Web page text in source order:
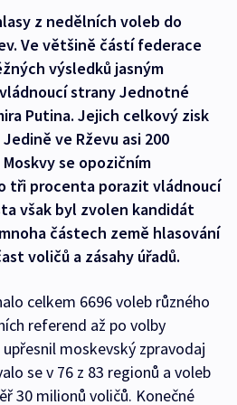
z nedělních voleb do
Ve většině částí federace
výsledků jasným
strany Jednotné
Putina. Jejich celkový zisk
ve Rževu asi 200
se opozičním
tři procenta porazit vládnoucí
však byl zvolen kandidát
částech země hlasování
voličů a zásahy úřadů.
celkem 6696 voleb různého
referend až po volby
moskevský zpravodaj
se v 76 z 83 regionů a voleb
30 milionů voličů. Konečné